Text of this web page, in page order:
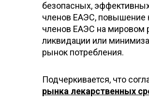
безопасных,
членов ЕАЭС, повышение
членов ЕАЭС на мировом
ликвидации или
рынок потребления.
Подчеркивается, что
рынка лекарственных